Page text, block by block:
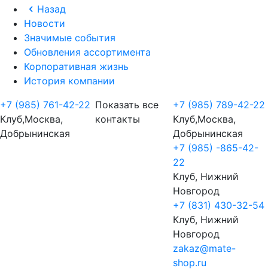
Назад
Новости
Значимые события
Обновления ассортимента
Корпоративная жизнь
История компании
+7 (985) 761-42-22
Клуб,Москва,
Добрынинская
Показать все
контакты
+7 (985) 789-42-22
Клуб,Москва,
Добрынинская
+7 (985) -865-42-
22
Клуб, Нижний
Новгород
+7 (831) 430-32-54
Клуб, Нижний
Новгород
zakaz@mate-
shop.ru